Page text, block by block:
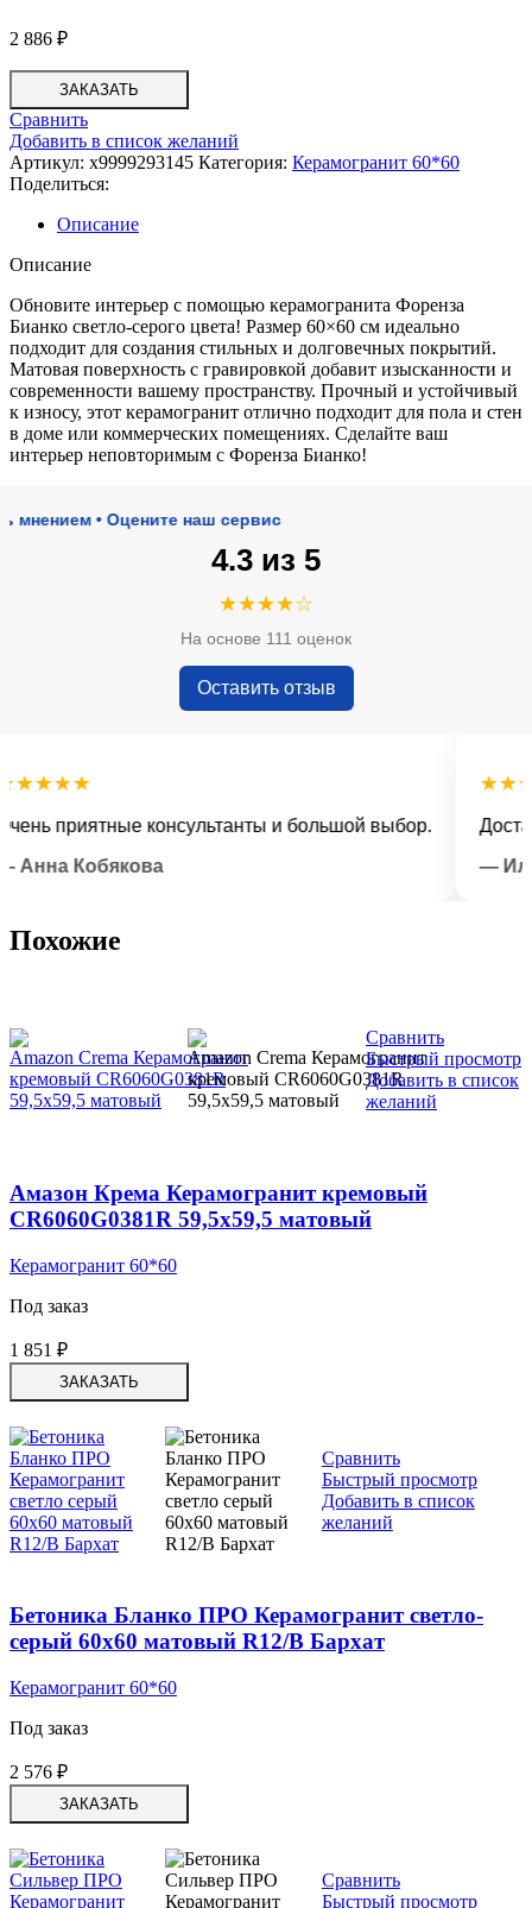
2 886 ₽
ЗАКАЗАТЬ
Сравнить
Добавить в список желаний
Артикул: х9999293145 Категория: Керамогранит 60*60
Поделиться:
Описание
Описание
Обновите интерьер с помощью керамогранита Форенза
Бианко светло-серого цвета! Размер 60×60 см идеально
подходит для создания стильных и долговечных покрытий.
Матовая поверхность с гравировкой добавит изысканности и
современности вашему пространству. Прочный и устойчивый
к износу, этот керамогранит отлично подходит для пола и стен
в доме или коммерческих помещениях. Сделайте ваш
интерьер неповторимым с Форенза Бианко!
• Оцените наш сервис
4.3 из 5
★★★★☆
На основе 111 оценок
Оставить отзыв
приятные консультанты и большой выбор.
Кобякова
— Илья
Похожие
Сравнить
Быстрый просмотр
Добавить в список
желаний
Амазон Крема Керамогранит кремовый
CR6060G0381R 59,5х59,5 матовый
Керамогранит 60*60
Под заказ
1 851 ₽
ЗАКАЗАТЬ
Сравнить
Быстрый просмотр
Добавить в список
желаний
Бетоника Бланко ПРО Керамогранит светло-
серый 60х60 матовый R12/B Бархат
Керамогранит 60*60
Под заказ
2 576 ₽
ЗАКАЗАТЬ
Сравнить
Быстрый просмотр